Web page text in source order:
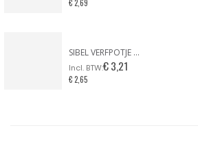
€ 2,69
SIBEL VERFPOTJE MET HANDVAT ZWART
€ 3,21
€ 2,65